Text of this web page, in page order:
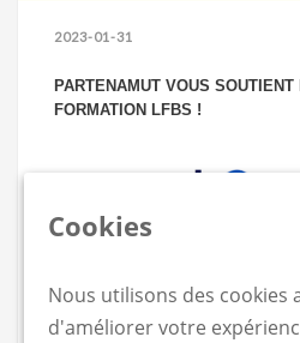
2023-01-31
PARTENAMUT VOUS
FORMATION LFBS !
Obtenez un remboursement
Cookies
Nous utilisons des cookies
d'améliorer votre